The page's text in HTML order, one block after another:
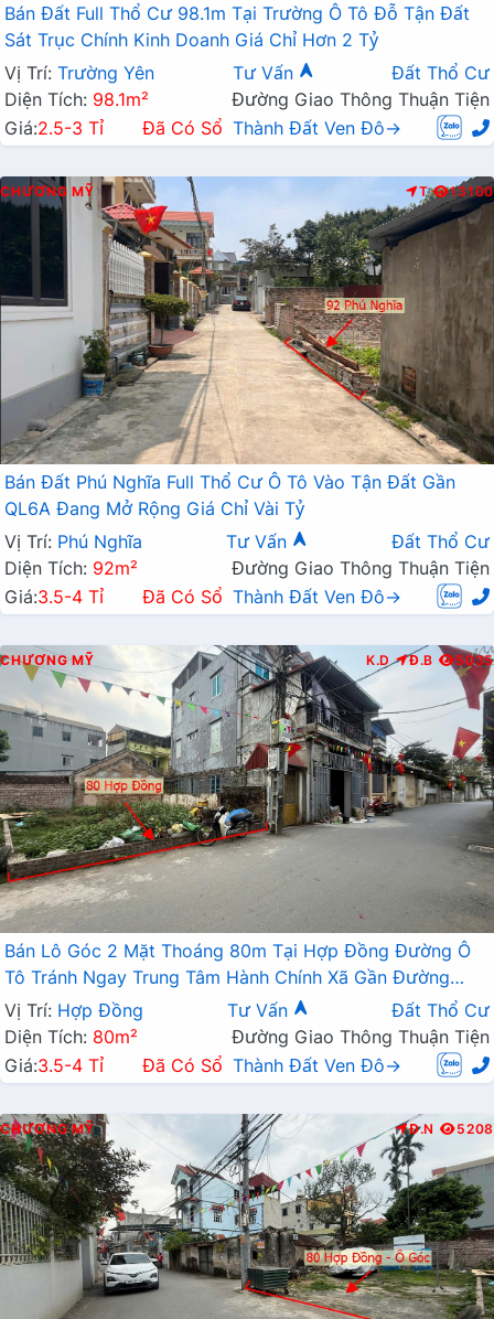
Bán Đất Full Thổ Cư 98.1m Tại Trường Ô Tô Đỗ Tận Đất
Sát Trục Chính Kinh Doanh Giá Chỉ Hơn 2 Tỷ
Vị Trí: Trường Yên Tư Vấn
Đất Thổ Cư
Diện Tích: 98.1m²
Đường Giao Thông Thuận Tiện
Giá:2.5-3 Tỉ Đã Có Sổ Thành Đất Ven Đô→
CHƯƠNG MỸ T 13100
Bán Đất Phú Nghĩa Full Thổ Cư Ô Tô Vào Tận Đất Gần
QL6A Đang Mở Rộng Giá Chỉ Vài Tỷ
Vị Trí: Phú Nghĩa Tư Vấn
Đất Thổ Cư
Diện Tích: 92m²
Đường Giao Thông Thuận Tiện
Giá:3.5-4 Tỉ Đã Có Sổ Thành Đất Ven Đô→
CHƯƠNG MỸ K.D Đ.B 5035
Bán Lô Góc 2 Mặt Thoáng 80m Tại Hợp Đồng Đường Ô
Tô Tránh Ngay Trung Tâm Hành Chính Xã Gần Đường
TL419
Vị Trí: Hợp Đồng Tư Vấn
Đất Thổ Cư
Diện Tích: 80m²
Đường Giao Thông Thuận Tiện
Giá:3.5-4 Tỉ Đã Có Sổ Thành Đất Ven Đô→
CHƯƠNG MỸ Đ.N 5208